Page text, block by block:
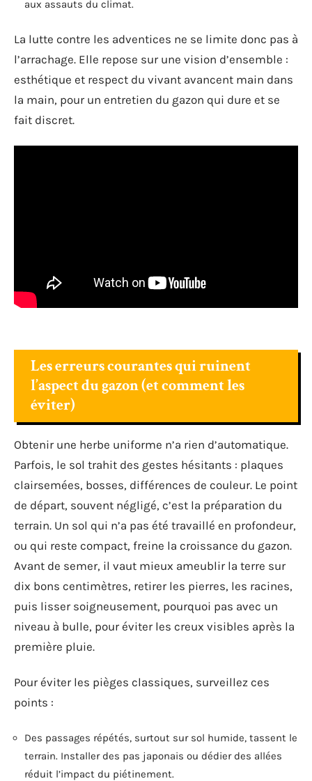
aux assauts du climat.
La lutte contre les adventices ne se limite donc pas à
l’arrachage. Elle repose sur une vision d’ensemble :
esthétique et respect du vivant avancent main dans
la main, pour un entretien du gazon qui dure et se
fait discret.
Les erreurs courantes qui ruinent
l’aspect du gazon (et comment les
éviter)
Obtenir une herbe uniforme n’a rien d’automatique.
Parfois, le sol trahit des gestes hésitants : plaques
clairsemées, bosses, différences de couleur. Le point
de départ, souvent négligé, c’est la préparation du
terrain. Un sol qui n’a pas été travaillé en profondeur,
ou qui reste compact, freine la croissance du gazon.
Avant de semer, il vaut mieux ameublir la terre sur
dix bons centimètres, retirer les pierres, les racines,
puis lisser soigneusement, pourquoi pas avec un
niveau à bulle, pour éviter les creux visibles après la
première pluie.
Pour éviter les pièges classiques, surveillez ces
points :
Des passages répétés, surtout sur sol humide, tassent le
terrain. Installer des pas japonais ou dédier des allées
réduit l’impact du piétinement.